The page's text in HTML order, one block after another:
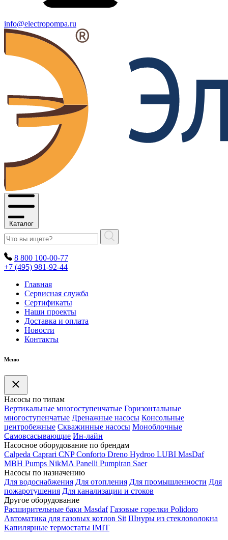
info@electropompa.ru
Каталог
8 800 100-00-77
+7 (495) 981-92-44
Главная
Сервисная служба
Сертификаты
Наши проекты
Доставка и оплата
Новости
Контакты
Меню
Насосы по типам
Вертикальные многоступенчатые Горизонтальные
многоступенчатые Дренажные насосы Консольные
центробежные Скважинные насосы Моноблочные
Самовсасывающие Ин-лайн
Насосное оборудование по брендам
Calpeda Caprari CNP Conforto Dreno Hydroo LUBI MasDaf
MBH Pumps NikMA Panelli Pumpiran Saer
Насосы по назначению
Для водоснабжения Для отопления Для промышленности Для
пожаротушения Для канализации и стоков
Другое оборудование
Расширительные баки Masdaf Газовые горелки Polidoro
Автоматика для газовых котлов Sit Шнуры из стекловолокна
Капилярные термостаты IMIT